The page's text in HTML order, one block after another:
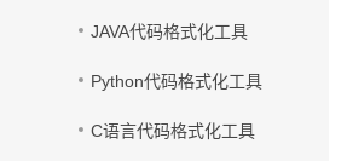
JAVA代码格式化工具
Python代码格式化工具
C语言代码格式化工具